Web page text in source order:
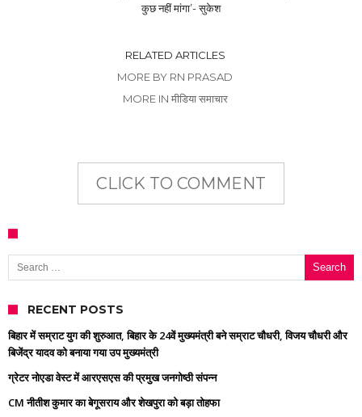
कुछ नहीं मांगा’- सुकेश
RELATED ARTICLES
MORE BY RN PRASAD
MORE IN मीडिया समाचार
CLICK TO COMMENT
Search for:
RECENT POSTS
बिहार में सम्राट युग की शुरुआत, बिहार के 24वें मुख्यमंत्री बने सम्राट चौधरी, विजय चौधरी और
बिजेंद्र यादव को बनाया गया उप मुख्यमंत्री
ग्रेटर नोएडा वेस्ट में आरएसएस की प्रमुख जनगोष्ठी संपन्न
CM नीतीश कुमार का बेगूसराय और शेखपुरा को बड़ा तोहफा